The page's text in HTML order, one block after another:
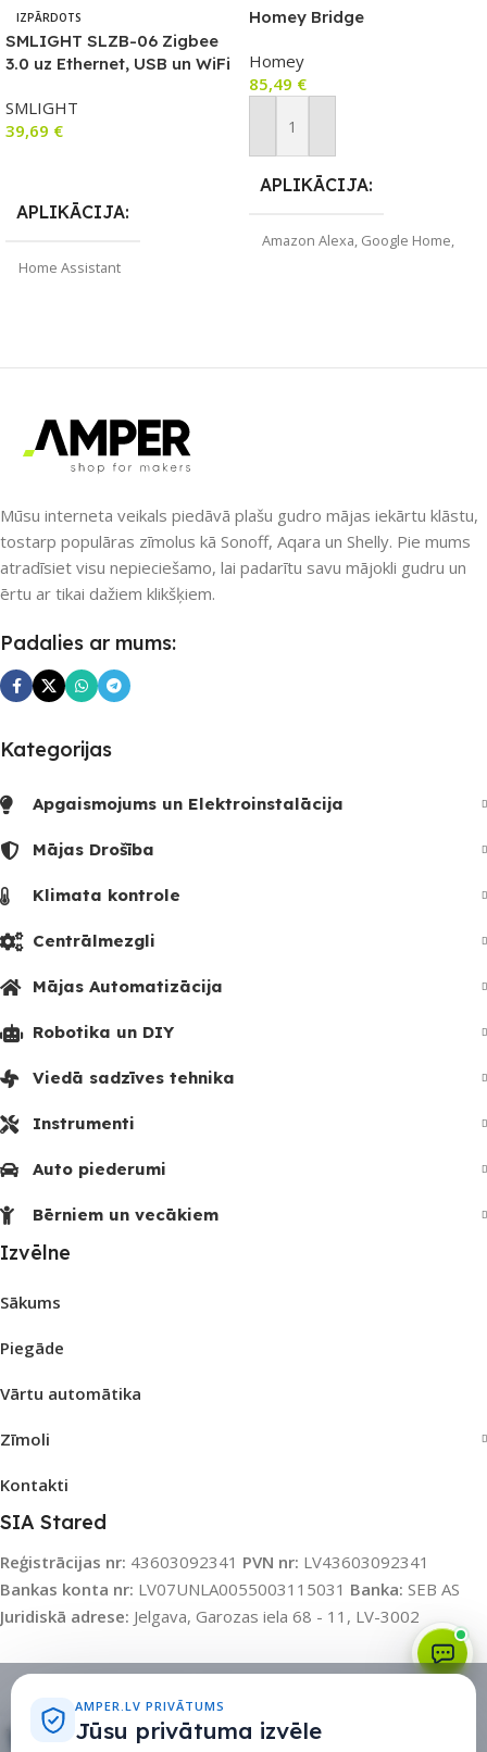
IZPĀRDOTS
SMLIGHT SLZB-06 Zigbee
3.0 uz Ethernet, USB un WiFi
PoE, darbojas ar
Zigbee2MQTT, mājas palīgu,
SMLIGHT
39,69 €
APLIKĀCIJA
Home Assistant
Ethernet / LAN Wi-Fi,ZigBee
PIEEJAMS UZREIZ
Nē
SKAITS
Homey Bridge
Homey
85,49 €
Pievienot Grozam
APLIKĀCIJA
Amazon Alexa, Google Home,
PIEEJAMS UZREIZ
Nē
Mūsu interneta veikals piedāvā plašu gudro mājas iekārtu klāstu,
tostarp populāras zīmolus kā Sonoff, Aqara un Shelly. Pie mums
atradīsiet visu nepieciešamo, lai padarītu savu mājokli gudru un
ērtu ar tikai dažiem klikšķiem.
Padalies ar mums:
Kategorijas
Apgaismojums un Elektroinstalācija
Mājas Drošība
Klimata kontrole
Centrālmezgli
Mājas Automatizācija
Robotika un DIY
Viedā sadzīves tehnika
Instrumenti
Auto piederumi
Bērniem un vecākiem
Izvēlne
Sākums
Piegāde
Vārtu automātika
Zīmoli
Kontakti
SIA Stared
Reģistrācijas nr: 43603092341 PVN nr: LV43603092341
Bankas konta nr: LV07UNLA0055003115031 Banka: SEB AS
Juridiskā adrese: Jelgava, Garozas iela 68 - 11, LV-3002
AMPER.LV PRIVĀTUMS
Jūsu privātuma izvēle